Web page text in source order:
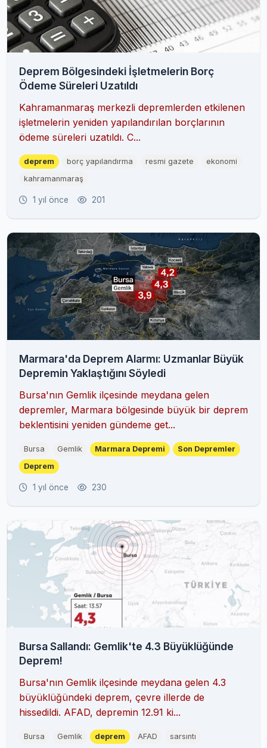
Deprem Bölgesindeki İşletmelerin Borç
Ödeme Süreleri Uzatıldı
Kahramanmaraş merkezli depremlerden etkilenen
işletmelerin yeniden yapılandırılan borçlarının
ödeme süreleri uzatıldı. C...
deprem borç yapılandırma resmi gazete
ekonomi
kahramanmaraş
1 yıl önce 201
Marmara'da Deprem Alarmı: Uzmanlar Büyük
Depremin Yaklaştığını Söyledi
Bursa'nın Gemlik ilçesinde meydana gelen
depremler, Marmara bölgesinde büyük bir deprem
beklentisini yeniden gündeme get...
Bursa Gemlik Marmara Depremi
Son Depremler
Deprem
1 yıl önce 230
Bursa Sallandı: Gemlik'te 4.3 Büyüklüğünde
Deprem!
Bursa'nın Gemlik ilçesinde meydana gelen 4.3
büyüklüğündeki deprem, çevre illerde de
hissedildi. AFAD, depremin 12.91 ki...
Bursa Gemlik deprem AFAD sarsıntı